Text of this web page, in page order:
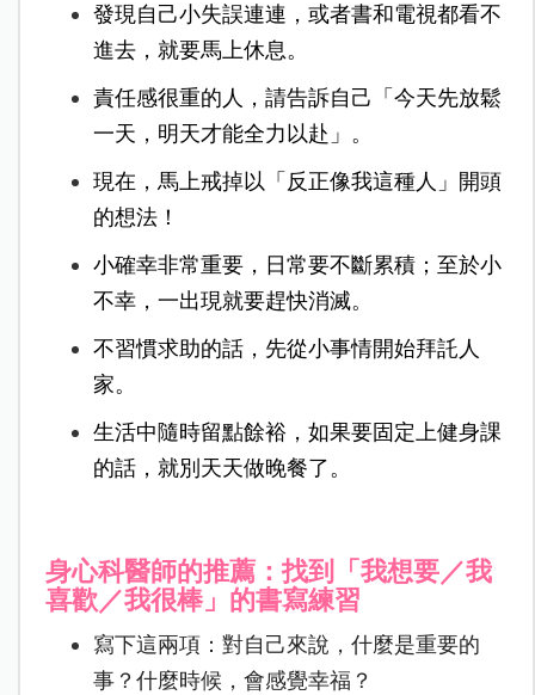
發現自己小失誤連連，或者書和電視都看不
進去，就要馬上休息。
責任感很重的人，請告訴自己「今天先放鬆
一天，明天才能全力以赴」。
現在，馬上戒掉以「反正像我這種人」開頭
的想法！
小確幸非常重要，日常要不斷累積；至於小
不幸，一出現就要趕快消滅。
不習慣求助的話，先從小事情開始拜託人
家。
生活中隨時留點餘裕，如果要固定上健身課
的話，就別天天做晚餐了。
身心科醫師的推薦：找到「我想要／我
喜歡／我很棒」的書寫練習
寫下這兩項：對自己來說，什麼是重要的
事？什麼時候，會感覺幸福？